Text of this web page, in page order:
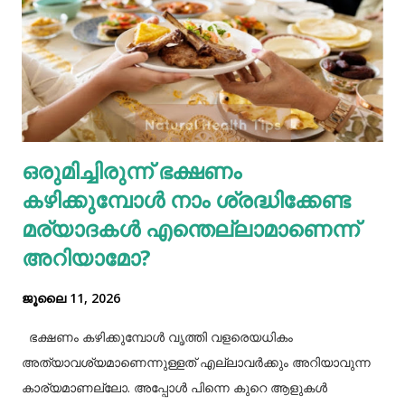
വീർക്കുക തുടങ്ങിയവയെല്ലാം ഗ്യാസ്ട്രബിളിന്റെ പ്രധാന
ലക്ഷണങ്ങളിൽ ചിലതാണ്. നമ്മുടെ ജീവിതരീതികളിൽ അല്പം
നല്ല മാറ്റങ്ങൾ വരുത്തുന്നത് കൊണ്ട് ഇത്തരം
ഗ്യാസ്ട്രബിലിനെ നമുക്ക് ഇല്ലാതാക്കാം.ഫാസ്റ്റ് ഫുഡ്, ജങ്ക്
ഫുഡ് ഭക്ഷണങ്ങൾ, സ്നാക്സുകൾ തുടങ്ങിയവയെല്ലാം
ശരീരത്തിന് വലിയ ബുദ്ധിമുട്ടുകളാണ് ഉണ്ടാക്കുക.
പുകവലിയും മദ്യപാനവും ശരീരത്തിന് മാരകരോഗങ്ങൾ മാ...
ഒരുമിച്ചിരുന്ന് ഭക്ഷണം
കഴിക്കുമ്പോൾ നാം ശ്രദ്ധിക്കേണ്ട
മര്യാദകൾ എന്തെല്ലാമാണെന്ന്
അറിയാമോ?
ജൂലൈ 11, 2026
ഭക്ഷണം കഴിക്കുമ്പോൾ വൃത്തി വളരെയധികം
അത്യാവശ്യമാണെന്നുള്ളത് എല്ലാവർക്കും അറിയാവുന്ന
കാര്യമാണല്ലോ. അപ്പോൾ പിന്നെ കുറെ ആളുകൾ